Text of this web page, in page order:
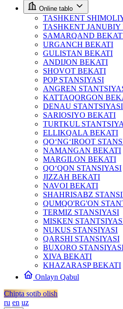
Online tablo
TASHKENT
TASHKENT JANUBIY
SAMARQAND
URGANCH BEKATI
GULISTAN BEKATI
ANDIJON BEKATI
SHOVOT BEKATI
POP STANSIYASI
ANGREN
KATTAQORGON
DENAU STANTSIYASI
SARIOSIYO BEKATI
TURTKUL
ELLIKQALA BEKATI
QO‘NG‘IROOT
NAMANGAN BEKATI
MARGILON BEKATI
QO‘QON STANSIYASI
JIZZAH BEKATI
NAVOI BEKATI
SHAHRISABZ
QUMQO'RG'ON
TERMIZ STANSIYASI
MISKEN
NUKUS STANSIYASI
QARSHI STANSIYASI
BUXORO
XIVA BEKATI
KHAZARASP BEKATI
Onlayn Qabul
Chipta sotib olish
ru en uz